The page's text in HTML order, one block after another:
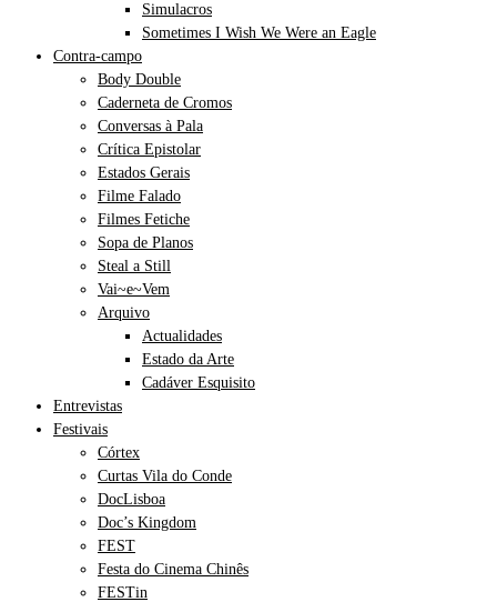
Simulacros
Sometimes I Wish We Were an Eagle
Contra-campo
Body Double
Caderneta de Cromos
Conversas à Pala
Crítica Epistolar
Estados Gerais
Filme Falado
Filmes Fetiche
Sopa de Planos
Steal a Still
Vai~e~Vem
Arquivo
Actualidades
Estado da Arte
Cadáver Esquisito
Entrevistas
Festivais
Córtex
Curtas Vila do Conde
DocLisboa
Doc’s Kingdom
FEST
Festa do Cinema Chinês
FESTin